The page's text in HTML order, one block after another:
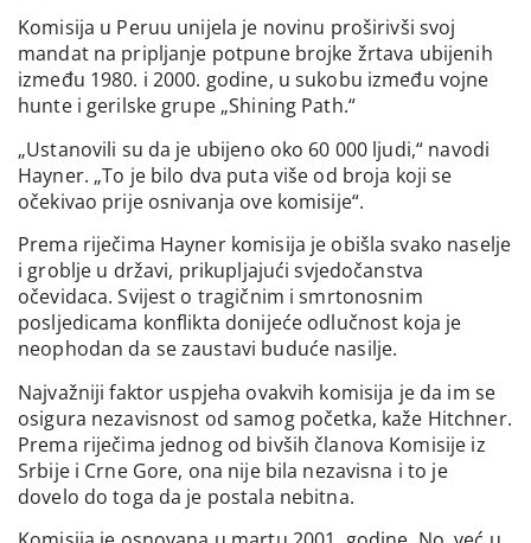
Komisija u Peruu unijela je novinu proširivši svoj
mandat na pripljanje potpune brojke žrtava ubijenih
između 1980. i 2000. godine, u sukobu između vojne
hunte i gerilske grupe „Shining Path.“
„Ustanovili su da je ubijeno oko 60 000 ljudi,“ navodi
Hayner. „To je bilo dva puta više od broja koji se
očekivao prije osnivanja ove komisije“.
Prema riječima Hayner komisija je obišla svako naselje
i groblje u državi, prikupljajući svjedočanstva
očevidaca. Svijest o tragičnim i smrtonosnim
posljedicama konflikta donijeće odlučnost koja je
neophodan da se zaustavi buduće nasilje.
Najvažniji faktor uspjeha ovakvih komisija je da im se
osigura nezavisnost od samog početka, kaže Hitchner.
Prema riječima jednog od bivših članova Komisije iz
Srbije i Crne Gore, ona nije bila nezavisna i to je
dovelo do toga da je postala nebitna.